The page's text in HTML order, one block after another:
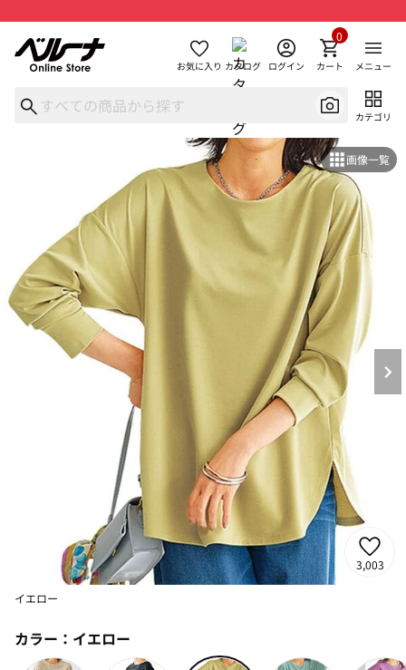
お気に入り カタログ ログイン カート
0
メニュー
カテゴリ
画像一覧
3,003
イエロー
カラー： イエロー